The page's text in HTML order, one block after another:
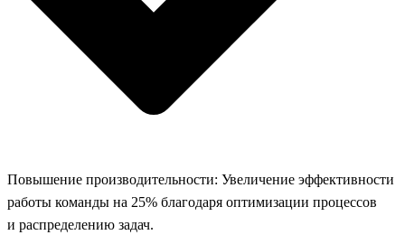
Повышение производительности: Увеличение эффективности
работы команды на 25% благодаря оптимизации процессов
и распределению задач.